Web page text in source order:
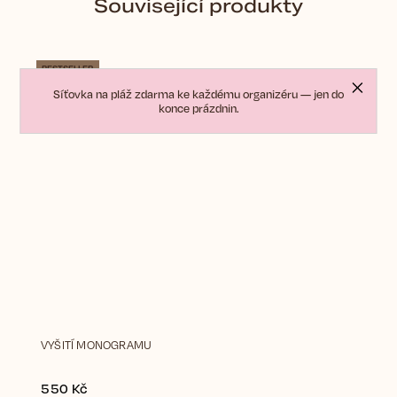
Síťovka na pláž zdarma ke každému organizéru — jen do
konce prázdnin.
Související produkty
BESTSELLER
VYŠITÍ MONOGRAMU
550 Kč